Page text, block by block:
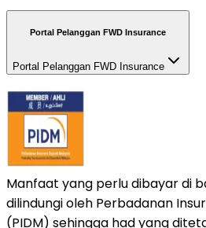
Portal Pelanggan FWD Insurance
Portal Pelanggan FWD Insurance
Manfaat yang perlu dibayar di
dilindungi oleh Perbadanan
(PIDM) sehingga had yang